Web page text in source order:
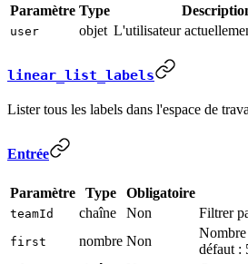
Paramètre Type
user objet L'utilisateur
linear_list_labels
Lister tous les labels dans l'espace de
Entrée
Paramètre Type Obligatoire
teamId chaîne Non Filtrer
first nombre Non
Nombre
défaut :